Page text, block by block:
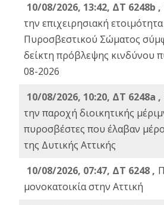
10/08/2026, 13:42, ΔΤ 6248b ,
την επιχειρησιακή
Πυροσβεστικού Σώματος
δείκτη πρόβλεψης κινδύνου
08-2026
10/08/2026, 10:20, ΔΤ 6248a ,
την παροχή διοικητικής
πυροσβέστες που έλαβαν
της Δυτικής Αττικής
10/08/2026, 07:47, ΔΤ 6248 ,
μονοκατοικία στην Αττική